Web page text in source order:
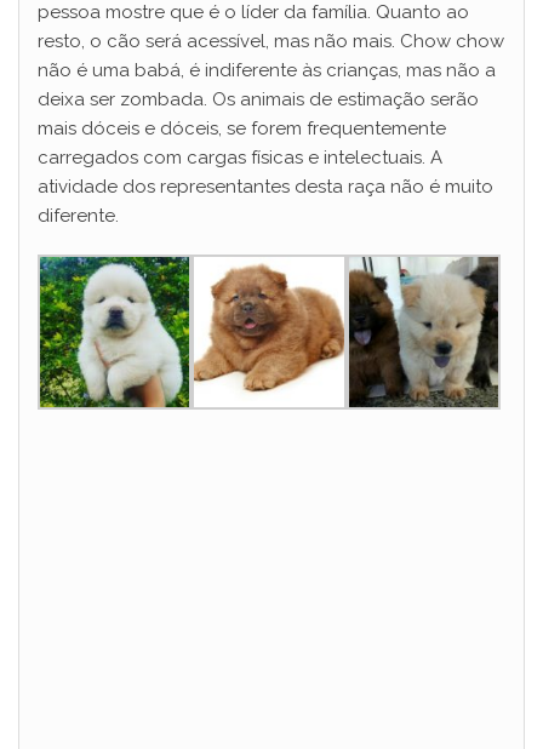
pessoa mostre que é o líder da família. Quanto ao
resto, o cão será acessível, mas não mais. Chow chow
não é uma babá, é indiferente às crianças, mas não a
deixa ser zombada. Os animais de estimação serão
mais dóceis e dóceis, se forem frequentemente
carregados com cargas físicas e intelectuais. A
atividade dos representantes desta raça não é muito
diferente.